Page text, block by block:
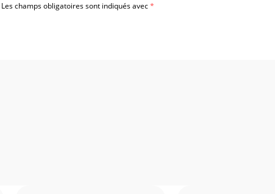
Les champs obligatoires sont indiqués avec*